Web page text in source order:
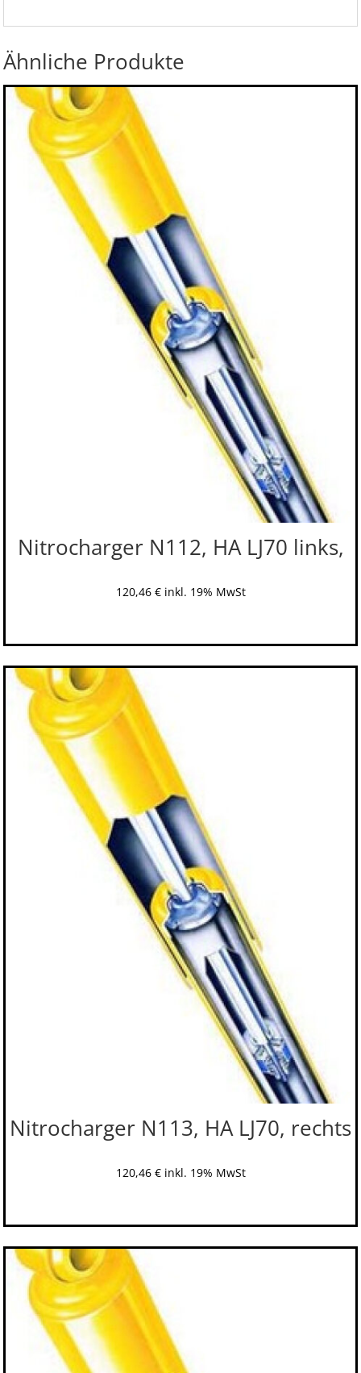
Ähnliche Produkte
Nitrocharger N112, HA LJ70 links,
120,46 € inkl. 19% MwSt
Nitrocharger N113, HA LJ70, rechts
120,46 € inkl. 19% MwSt